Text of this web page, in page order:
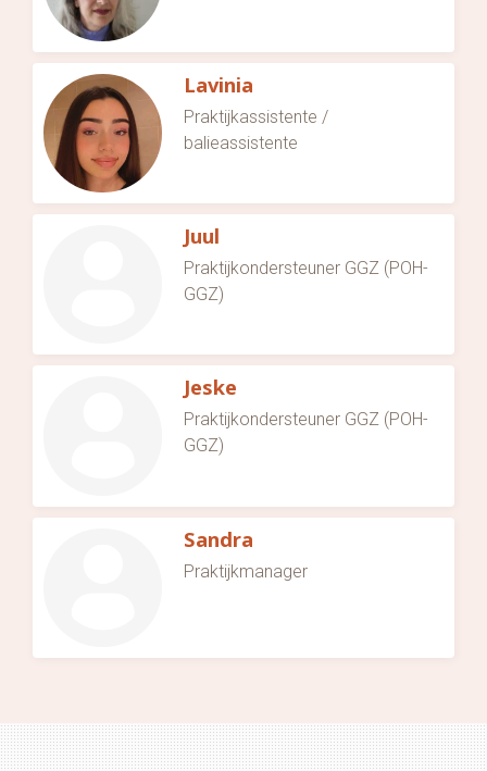
Lavinia
Praktijkassistente /
balieassistente
Juul
Praktijkondersteuner GGZ (POH-
GGZ)
Jeske
Praktijkondersteuner GGZ (POH-
GGZ)
Sandra
Praktijkmanager